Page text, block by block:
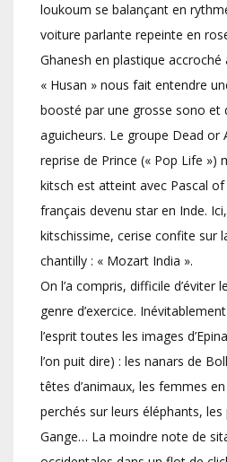
loukoum se balançant en
voiture parlante repeinte en
Ghanesh en plastique accroché
« Husan » nous fait entendre
boosté par une grosse sono
aguicheurs. Le groupe Dead or
reprise de Prince (« Pop Life »)
kitsch est atteint avec Pascal
français devenu star en Inde.
kitschissime, cerise confite sur
chantilly : « Mozart India ».
On l’a compris, difficile d’éviter
genre d’exercice.
l’esprit toutes les images
l’on puit dire) : les nanars de
têtes d’animaux, les femmes
perchés sur leurs éléphants,
Gange… La moindre note de